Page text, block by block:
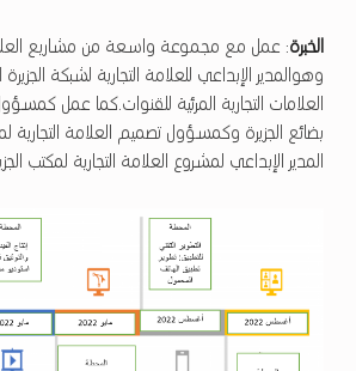
الخبرة: عمل مع مجموعة واسعة من مشاريع
وهوالمدير الإبداعي للعلامة التجارية لشبكة
العلامات التجارية المرئية للقنوات.كما عمل
بضائع الجزيرة وكمسؤول تصميم العلامة التجارية
المدير الإبداعي لمشروع العلامة التجارية لمكتب